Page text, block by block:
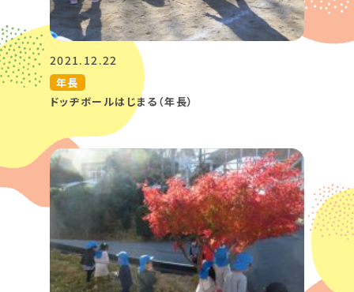
2021.12.22
年長
ドッヂボールはじまる（年長）